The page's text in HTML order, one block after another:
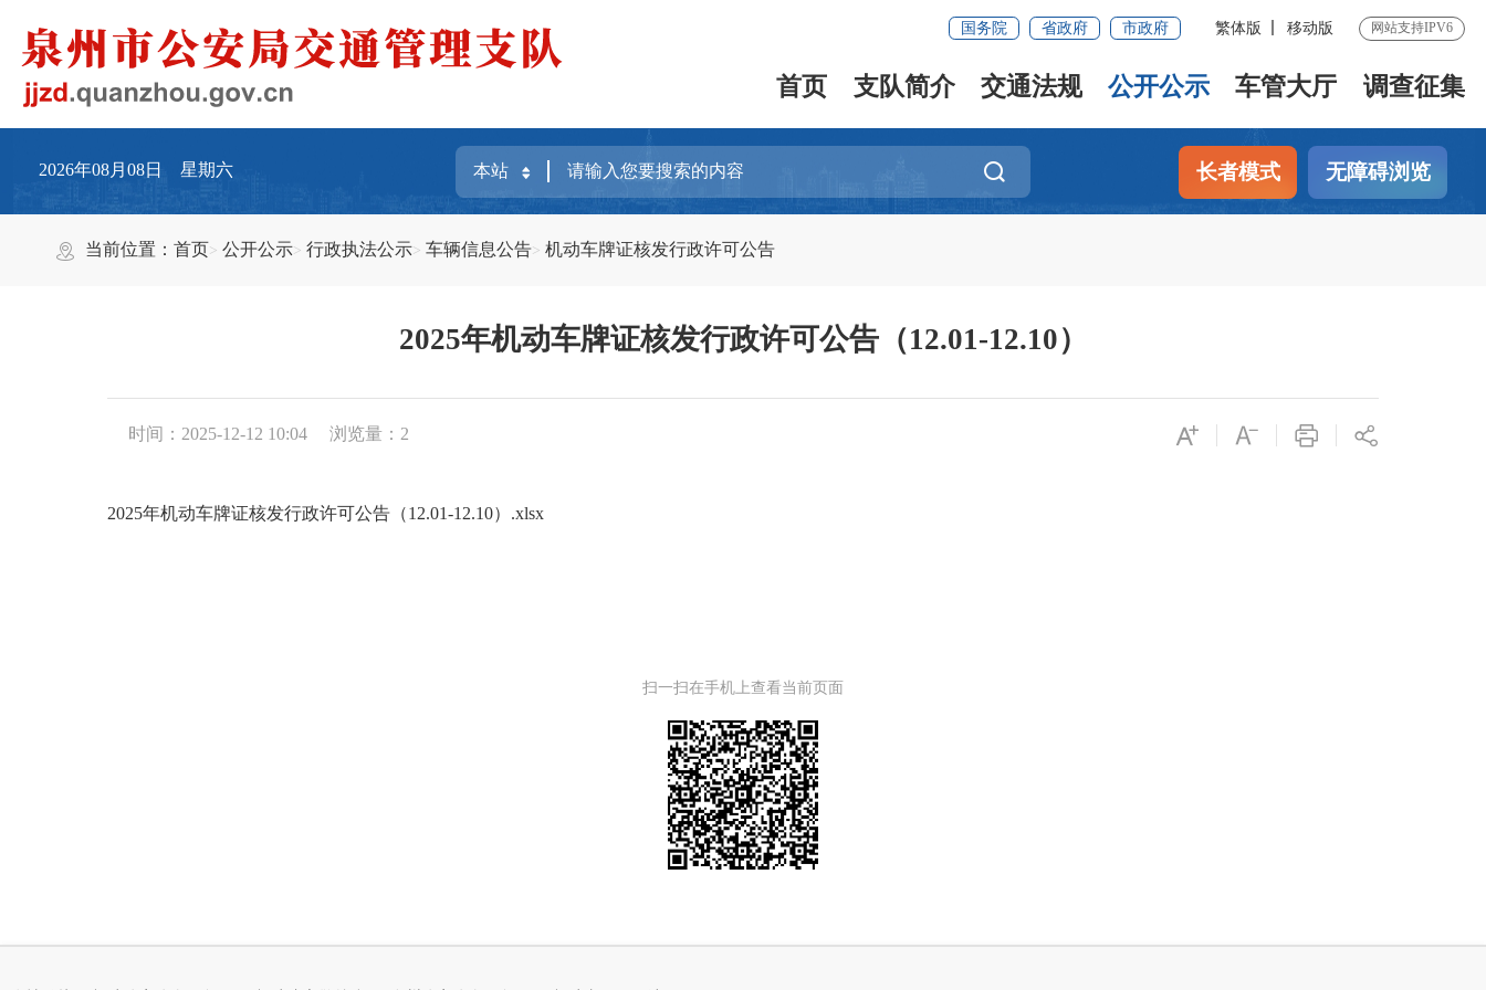
国务院 省政府 市政府 繁体版 移动版 网站支持IPV6
首页 支队简介 交通法规 公开公示 车管大厅 调查征集
2026年08月08日 星期六 长者模式 无障碍浏览
当前位置：首页 公开公示 行政执法公示 车辆信息公告 机动车牌证核发行政许可公告
2025年机动车牌证核发行政许可公告（12.01-12.10）
时间：2025-12-12 10:04 浏览量： 2
2025年机动车牌证核发行政许可公告（12.01-12.10）.xlsx
扫一扫在手机上查看当前页面